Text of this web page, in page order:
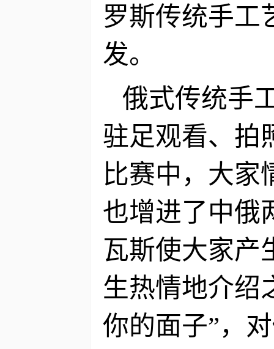
罗斯传统手工
发。
俄式传统手
驻足观看、
比赛中，大家
也增进了中俄
瓦斯使大家产
生热情地介绍
你的面子”，